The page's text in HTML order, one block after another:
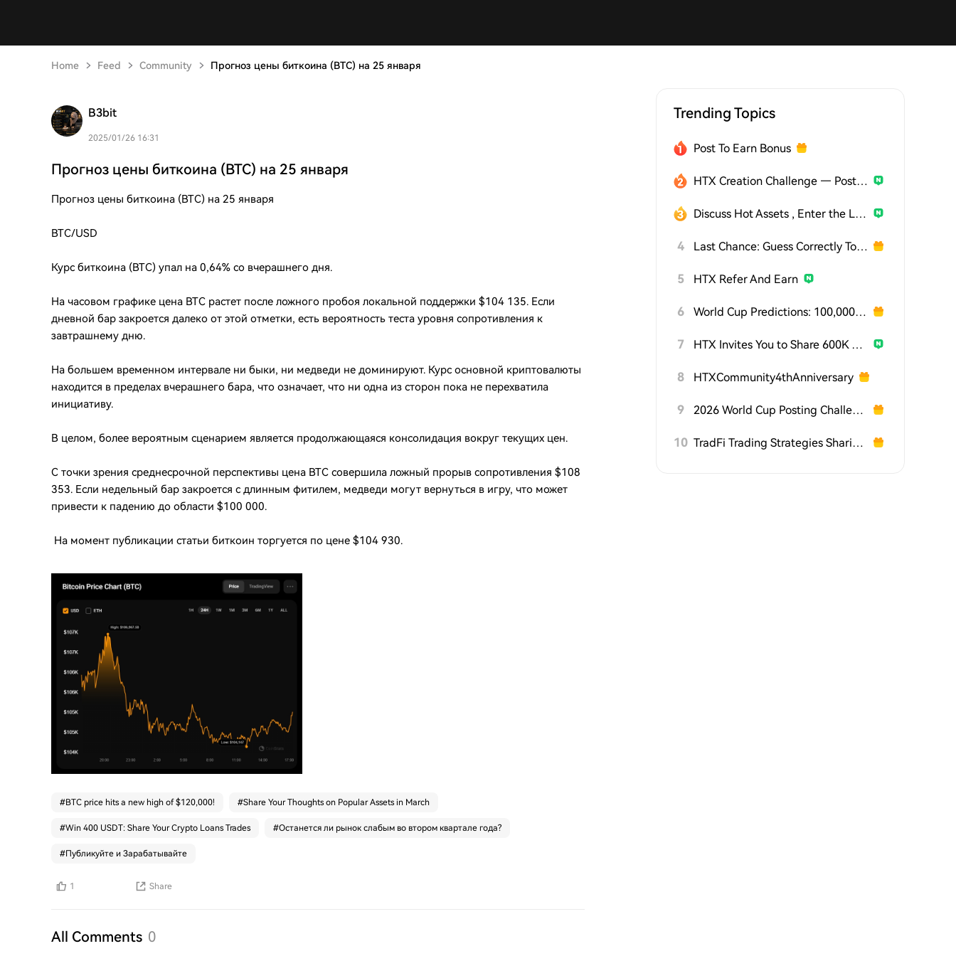
Home Feed Community Прогноз цены биткоина (BTC) на 25 января
B3bit
2025/01/26 16:31
Прогноз цены биткоина (BTC) на 25 января
Прогноз цены биткоина (BTC) на 25 января
BTC/USD
Курс биткоина (BTC) упал на 0,64% со вчерашнего дня.
На часовом графике цена BTC растет после ложного пробоя локальной поддержки $104 135. Если
дневной бар закроется далеко от этой отметки, есть вероятность теста уровня сопротивления к
завтрашнему дню.
На большем временном интервале ни быки, ни медведи не доминируют. Курс основной криптовалюты
находится в пределах вчерашнего бара, что означает, что ни одна из сторон пока не перехватила
инициативу.
В целом, более вероятным сценарием является продолжающаяся консолидация вокруг текущих цен.
С точки зрения среднесрочной перспективы цена BTC совершила ложный прорыв сопротивления $108
353. Если недельный бар закроется с длинным фитилем, медведи могут вернуться в игру, что может
привести к падению до области $100 000.
На момент публикации статьи биткоин торгуется по цене $104 930.
#BTC price hits a new high of $120,000! #Share Your Thoughts on Popular Assets in March
#Win 400 USDT: Share Your Crypto Loans Trades #Останется ли рынок слабым во втором квартале года?
#Публикуйте и Зарабатывайте
1 Share
All Comments 0
Trending Topics
Post To Earn Bonus
HTX Creation Challenge — Post and Win 1,500U
Discuss Hot Assets , Enter the Lucky Draw
4 Last Chance: Guess Correctly Today and Win More
5 HTX Refer And Earn
6 World Cup Predictions: 100,000 USDT Daily
7 HTX Invites You to Share 600K USDT in Gift Packs
8 HTXCommunity4thAnniversary
9 2026 World Cup Posting Challenge on HTX Square
10 TradFi Trading Strategies Sharing Challenge